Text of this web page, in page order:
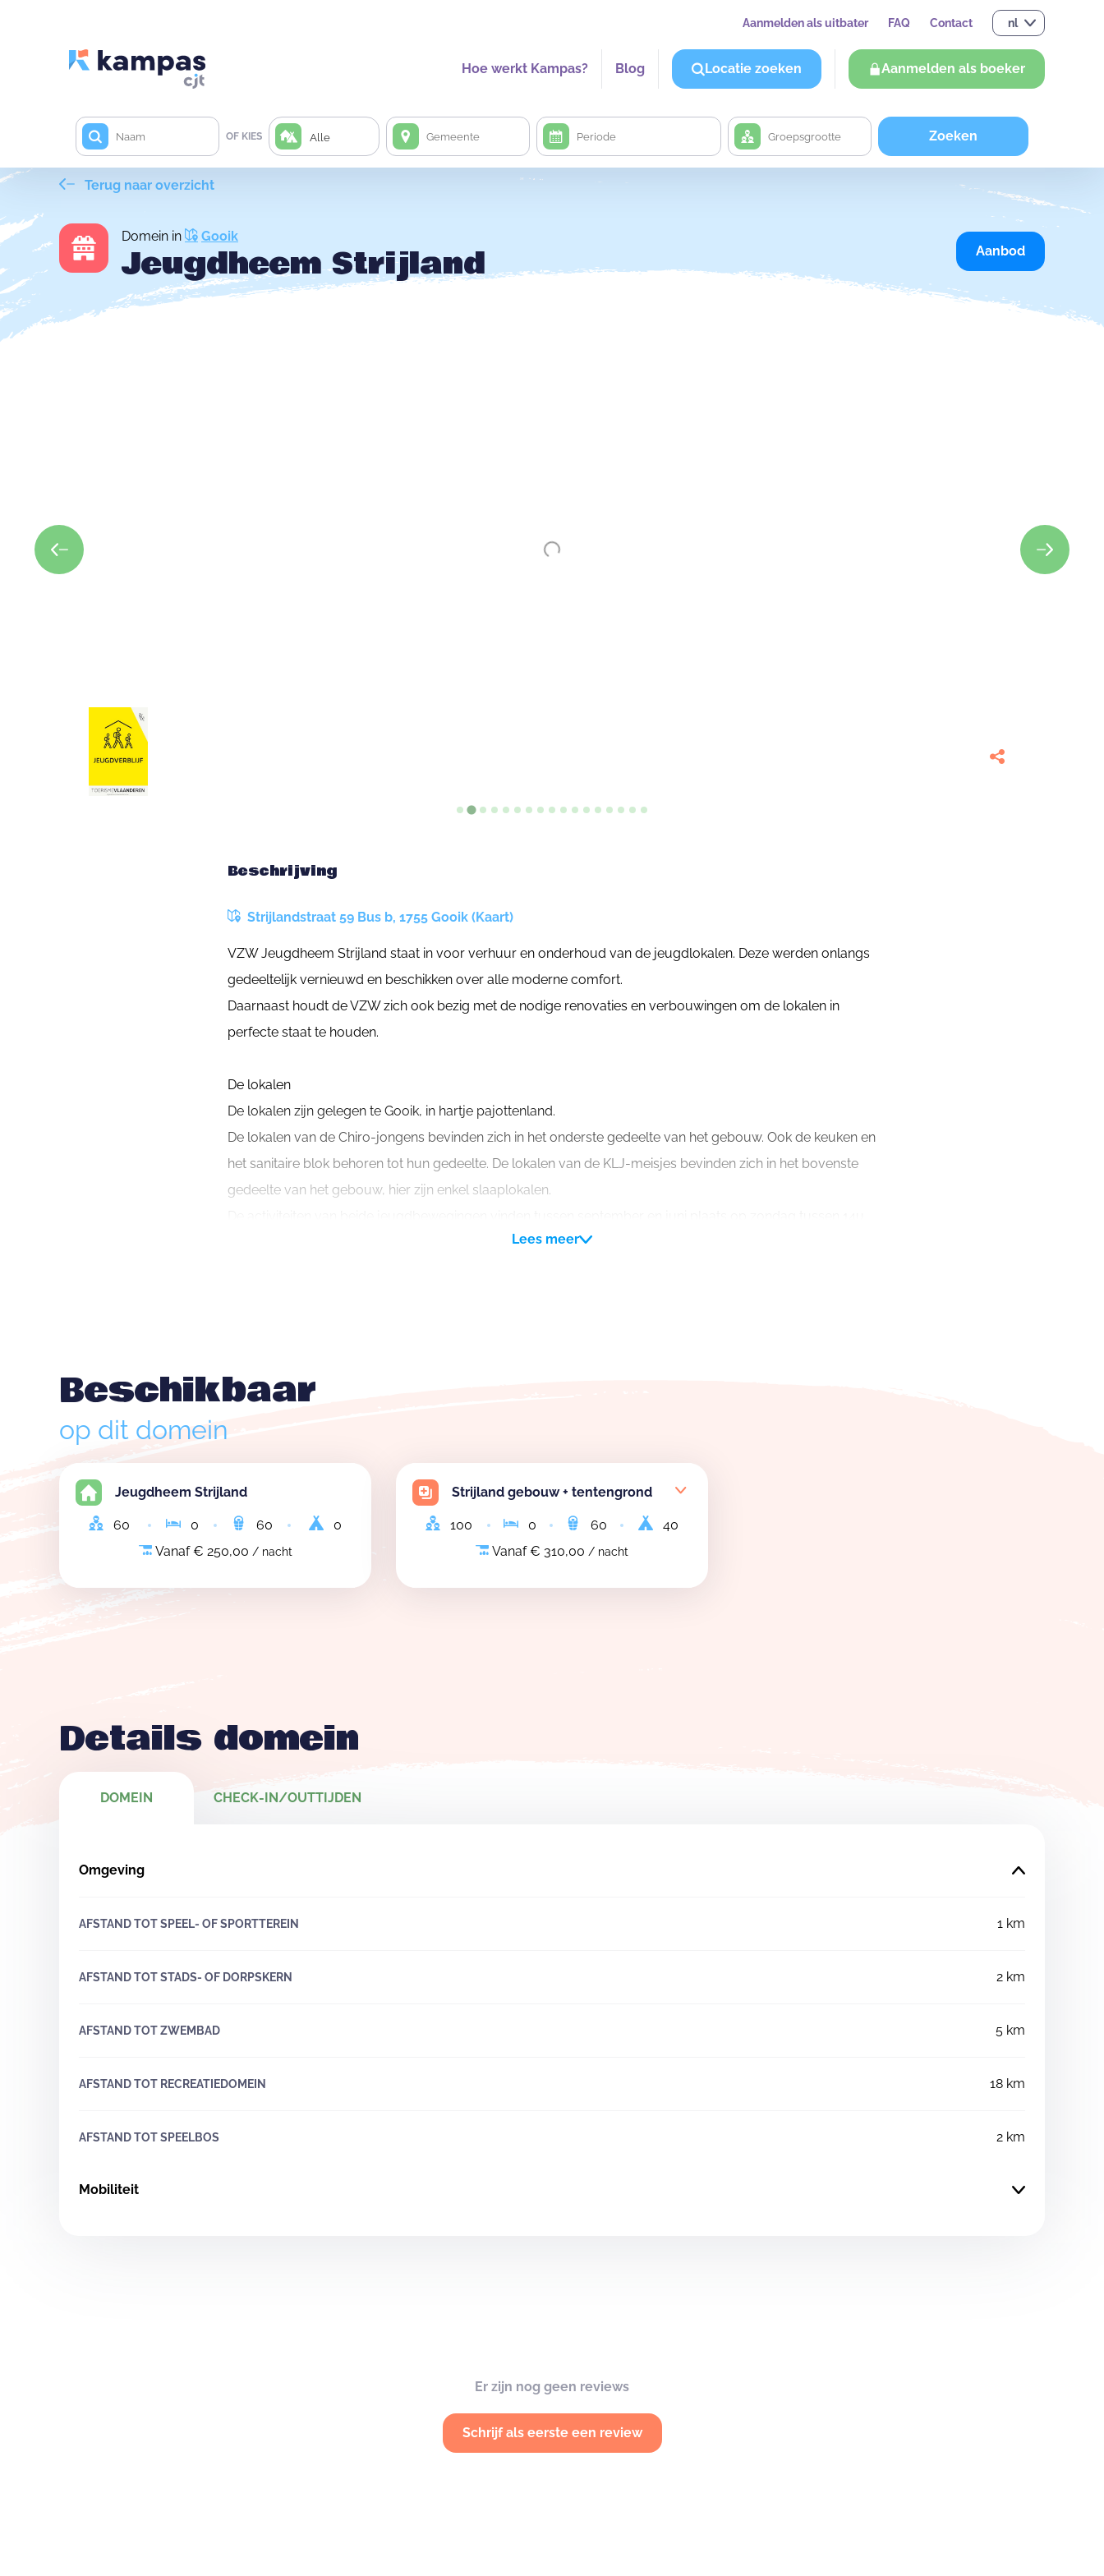
Aanmelden als uitbater FAQ Contact nl
Hoe werkt Kampas? Blog Locatie zoeken Aanmelden als boeker
OF KIES Alle Zoeken
Terug naar overzicht
Domein in Gooik
Jeugdheem Strijland Aanbod
Beschrijving
Strijlandstraat 59 Bus b, 1755 Gooik (Kaart)
VZW Jeugdheem Strijland staat in voor verhuur en onderhoud van de jeugdlokalen. Deze werden onlangs
gedeeltelijk vernieuwd en beschikken over alle moderne comfort.
Daarnaast houdt de VZW zich ook bezig met de nodige renovaties en verbouwingen om de lokalen in
perfecte staat te houden.
De lokalen
De lokalen zijn gelegen te Gooik, in hartje pajottenland.
De lokalen van de Chiro-jongens bevinden zich in het onderste gedeelte van het gebouw. Ook de keuken en
het sanitaire blok behoren tot hun gedeelte. De lokalen van de KLJ-meisjes bevinden zich in het bovenste
gedeelte van het gebouw, hier zijn enkel slaaplokalen.
en 18u. Weekendverhuur is dus mogelijk tot zondagmiddag 12u.
Verhuur
Jeugdheem Strijland is door Toerisme Vlaanderen erkend als jeudverblijf type basis. Dit label staat gelijk
kunnen dus gerust gebruikt worden voor een kamp, een leidingsweekend of een weekend met kinderen.
Lees meer
Beschikbaar
op dit domein
Jeugdheem Strijland
60 0 60
0
Vanaf € 250,00 / nacht
Strijland gebouw + tentengrond
100 0 60
40
Vanaf € 310,00 / nacht
Details domein
DOMEIN CHECK-IN/OUTTIJDEN
Omgeving
AFSTAND TOT SPEEL- OF SPORTTEREIN 1 km
AFSTAND TOT STADS- OF DORPSKERN 2 km
AFSTAND TOT ZWEMBAD 5 km
AFSTAND TOT RECREATIEDOMEIN 18 km
AFSTAND TOT SPEELBOS 2 km
Mobiliteit
Er zijn nog geen reviews
Schrijf als eerste een review